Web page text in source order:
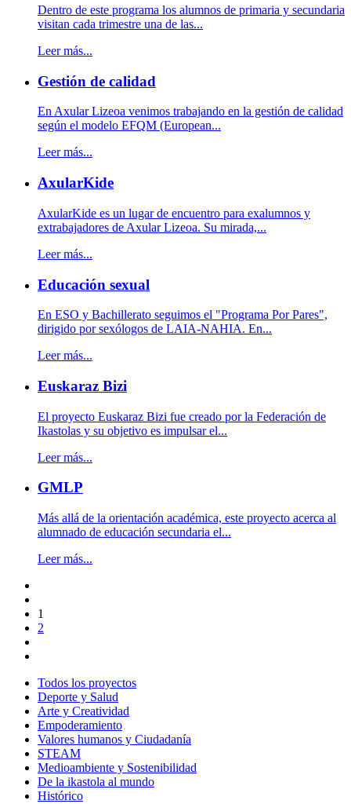
Dentro de este programa los alumnos de primaria y secundaria
visitan cada trimestre una de las...
Leer más...
Gestión de calidad
En Axular Lizeoa venimos trabajando en la gestión de calidad
según el modelo EFQM (European...
Leer más...
AxularKide
AxularKide es un lugar de encuentro para exalumnos y
extrabajadores de Axular Lizeoa. Su mirada,...
Leer más...
Educación sexual
En ESO y Bachillerato seguimos el "Programa Por Pares",
dirigido por sexólogos de LAIA-NAHIA. En...
Leer más...
Euskaraz Bizi
El proyecto Euskaraz Bizi fue creado por la Federación de
Ikastolas y su objetivo es impulsar el...
Leer más...
GMLP
Más allá de la orientación académica, este proyecto acerca al
alumnado de educación secundaria el...
Leer más...
1
2
Todos los proyectos
Deporte y Salud
Arte y Creatividad
Empoderamiento
Valores humanos y Ciudadanía
STEAM
Medioambiente y Sostenibilidad
De la ikastola al mundo
Histórico